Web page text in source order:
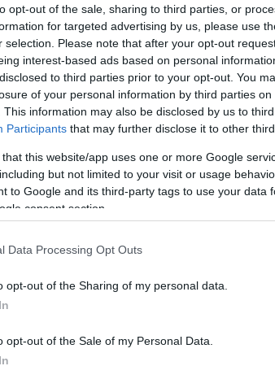
opt-out of the sale, sharing to third parties, or
for targeted advertising by us, please use
selection. Please note that after your opt-out
interest-based ads based on personal
to third parties prior to your opt-out. You
of your personal information by third parties on
This information may also be disclosed by us to
Participants that may further disclose it to other
that this website/app uses one or more Google
but not limited to your visit or usage
to Google and its third-party tags to use your data
consent section.
Data Processing Opt Outs
opt-out of the Sharing of my personal data.
opt-out of the Sale of my Personal Data.
re készített videojátéknak, amelyben egy
a pokolra juthasson. Egy-két nem csak
hat pályával rendelkező játékban,
néha egy-egy új szint előtt le kell állnia
már letölthető az Apple Store-ból,
bolt legsötétebb, legnyomasztóbb
mindenkinek ajánlott. Az előzetes